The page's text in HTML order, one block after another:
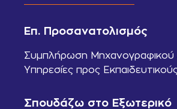
Επ. Προσανατολισμός
Συμπλήρωση Μηχανογραφικού
Υπηρεσίες προς
Σπουδάζω στο Εξωτερικό